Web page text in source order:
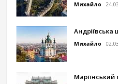
Михайло
Андріївська
Михайло
Маріїнський